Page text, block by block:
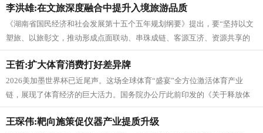
李洪雄:在文旅深度融合中提升入境旅游品质
《湖南省国民经济和社会发展第十五个五年规划纲要》提出，要“坚持以文
塑旅、以旅彰文，推动形成点面联动、串珠成链、客源互济、资源共享的
全域旅游发展模式，加快建设旅游...
王哲:扩大体育消费打好差异牌
2026美加墨世界杯已近尾声。这场全球体育“盛宴”全方位激活体育产业
链，展现了体育经济的巨大活力。国务院办公厅此前印发的《关于释放体
育消费潜力进一步推进体育产业...
王琛伟:靶向施策促仪器产业提质升级